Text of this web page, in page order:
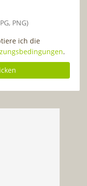
PNG)
ich die
.